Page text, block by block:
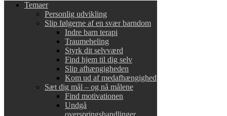
Temaer
Personlig udvikling
Slip følgerne af en svær barndom
Indre barn terapi
Traumeheling
Styrk dit selvværd
Find hjem til dig selv
Slip afhængigheden
Kom ud af medafhængighed
Sæt dig mål – og nå målene
Find motivationen
Undgå